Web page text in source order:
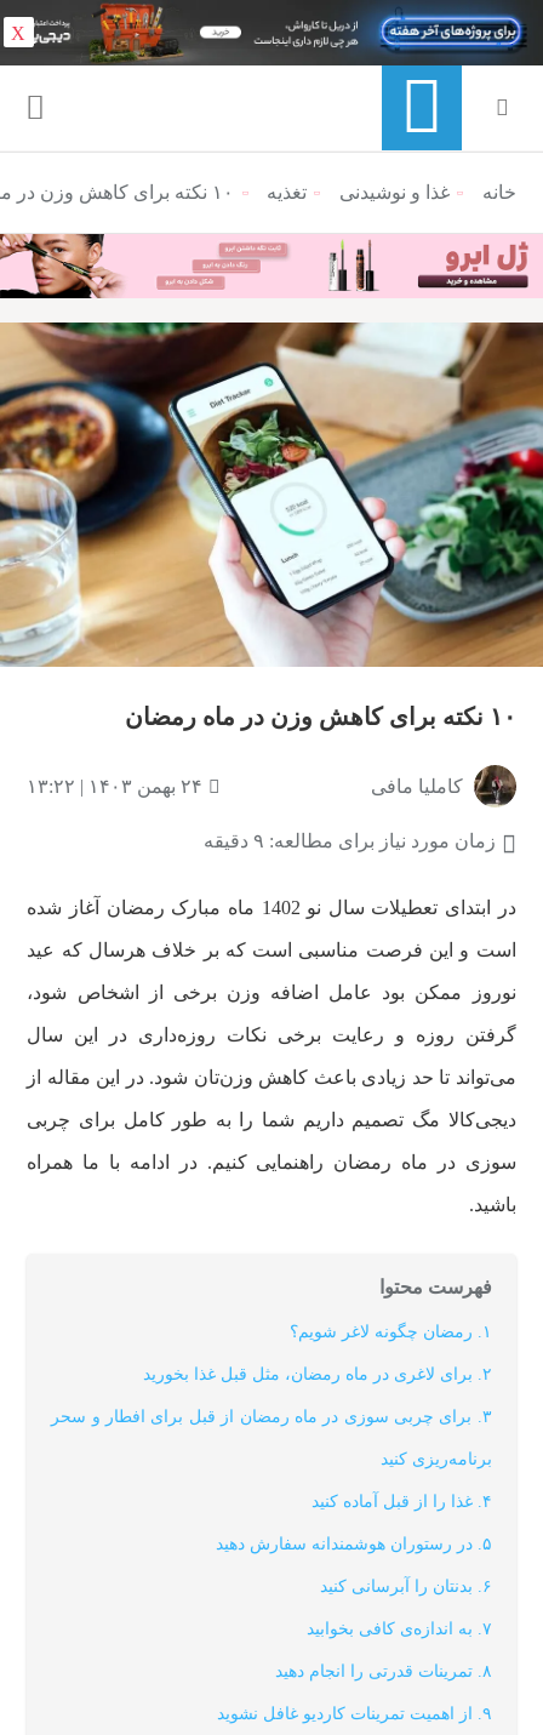
منوی ناوبری خرده نان
خانه غذا و نوشیدنی تغذیه ۱۰ نکته برای کاهش وزن در ماه رمضان
۱۰ نکته برای کاهش وزن در ماه رمضان
کاملیا مافی ۲۴ بهمن ۱۴۰۳ | ۱۳:۲۲
زمان مورد نیاز برای مطالعه: ۹ دقیقه
در ابتدای تعطیلات سال نو 1402 ماه مبارک رمضان آغاز شده
است و این فرصت مناسبی است که بر خلاف هرسال که عید
نوروز ممکن بود عامل اضافه وزن برخی از اشخاص شود،
گرفتن روزه و رعایت برخی نکات روزه‌داری در این سال
می‌تواند تا حد زیادی باعث کاهش وزن‌تان شود. در این مقاله از
دیجی‌کالا مگ تصمیم داریم شما را به طور کامل برای چربی
سوزی در ماه رمضان راهنمایی کنیم. در ادامه با ما همراه
باشید.
فهرست محتوا
۱. رمضان چگونه لاغر شویم؟
۲. برای لاغری در ماه رمضان، مثل قبل غذا بخورید
۳. برای چربی سوزی در ماه رمضان از قبل برای افطار و سحر
برنامه‌ریزی کنید
۴. غذا را از قبل آماده کنید
۵. در رستوران هوشمندانه سفارش دهید
۶. بدنتان را آبرسانی کنید
۷. به اندازه‌ی کافی بخوابید
۸. تمرینات قدرتی را انجام دهید
۹. از اهمیت تمرینات کاردیو غافل نشوید
X